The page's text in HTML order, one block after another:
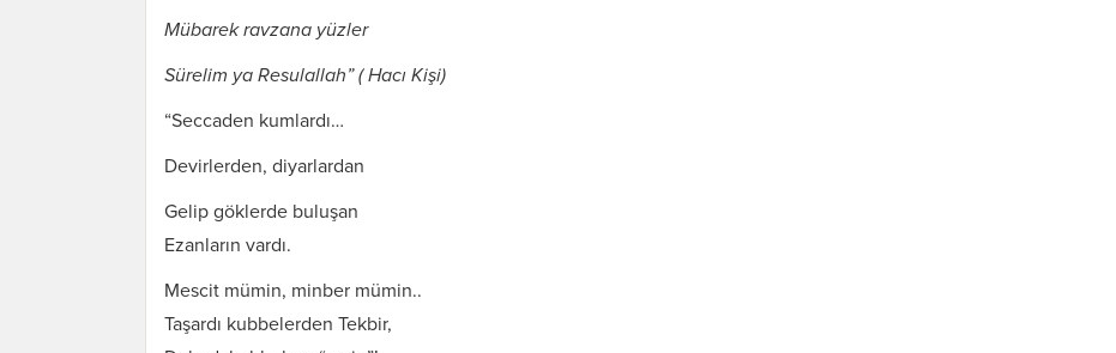
Mübarek ravzana yüzler
Sürelim ya Resulallah” ( Hacı Kişi)
“Seccaden kumlardı…
Devirlerden, diyarlardan
Gelip göklerde buluşan
Ezanların vardı.
Mescit mümin, minber mümin..
Taşardı kubbelerden Tekbir,